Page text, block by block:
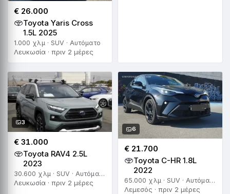
€ 26.000
Toyota Yaris Cross
1.5L 2025
1.000 χλμ · SUV · Αυτόματο
Λευκωσία · πριν 2 μέρες
3
€ 31.000
Toyota RAV4 2.5L
2023
30.600 χλμ · SUV · Αυτόματο
Λευκωσία · πριν 2 μέρες
6
€ 21.700
Toyota C-HR 1.8L
2022
65.000 χλμ · SUV · Αυτόματο
Λεμεσός · πριν 2 μέρες